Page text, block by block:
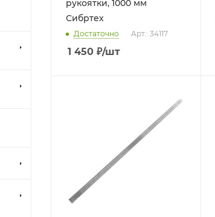
рукоятки, 1000 мм
Сибртех
Достаточно Арт.: 34117
1 450 ₽/шт